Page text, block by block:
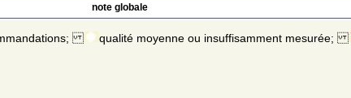
note globale
qualité moyenne ou insuffisamment mesurée;